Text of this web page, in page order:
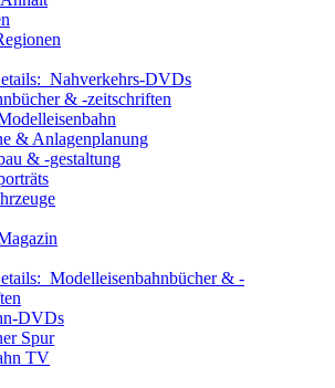
Nahverkehrs-DVDs
& -zeitschriften
& Anlagenplanung
& -gestaltung
Modelleisenbahnbücher & -
DVDs
Spur
TV